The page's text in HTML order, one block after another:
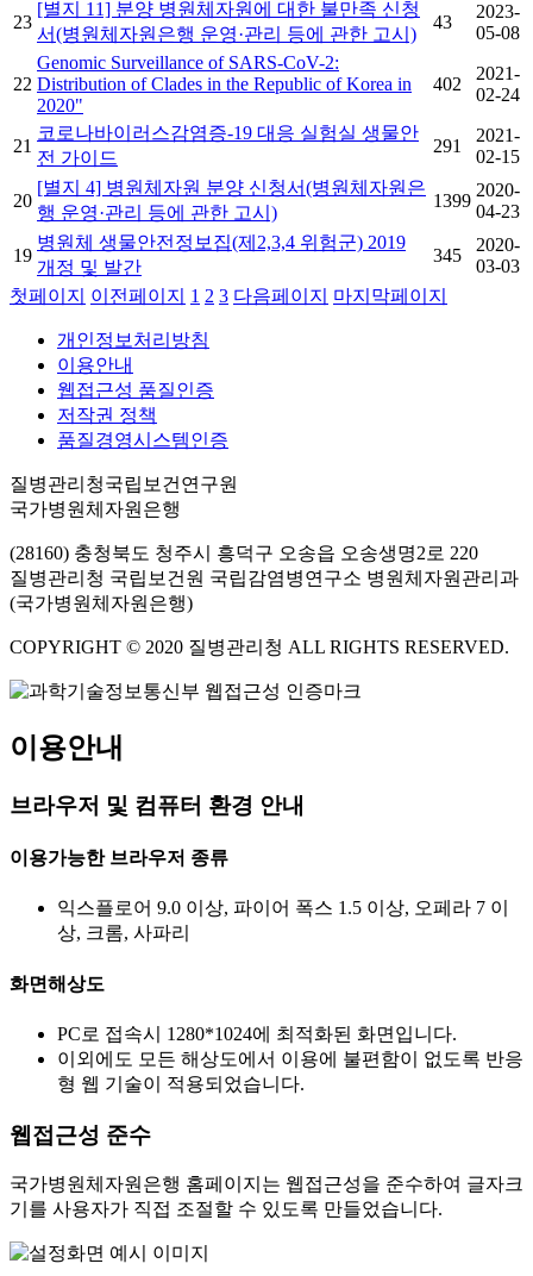
23
[별지 11] 분양 병원체자원에 대한 불만족 신청
서(병원체자원은행 운영·관리 등에 관한 고시)
43
2023-
05-08
22
Genomic Surveillance of SARS-CoV-2:
Distribution of Clades in the Republic of Korea in
2020"
402
2021-
02-24
21
코로나바이러스감염증-19 대응 실험실 생물안
전 가이드
291
2021-
02-15
20
[별지 4] 병원체자원 분양 신청서(병원체자원은
행 운영·관리 등에 관한 고시)
1399
2020-
04-23
19
병원체 생물안전정보집(제2,3,4 위험군) 2019
개정 및 발간
345
2020-
03-03
첫페이지
이전페이지 1 2 3 다음페이지 마지막페이지
개인정보처리방침
이용안내
웹접근성 품질인증
저작권 정책
품질경영시스템인증
질병관리청국립보건연구원
국가병원체자원은행
(28160) 충청북도 청주시 흥덕구 오송읍 오송생명2로 220
질병관리청 국립보건원 국립감염병연구소 병원체자원관리과
(국가병원체자원은행)
COPYRIGHT © 2020 질병관리청 ALL RIGHTS RESERVED.
이용안내
브라우저 및 컴퓨터 환경 안내
이용가능한 브라우저 종류
익스플로어 9.0 이상, 파이어 폭스 1.5 이상, 오페라 7 이
상, 크롬, 사파리
화면해상도
PC로 접속시 1280*1024에 최적화된 화면입니다.
이외에도 모든 해상도에서 이용에 불편함이 없도록 반응
형 웹 기술이 적용되었습니다.
웹접근성 준수
국가병원체자원은행 홈페이지는 웹접근성을 준수하여 글자크
기를 사용자가 직접 조절할 수 있도록 만들었습니다.